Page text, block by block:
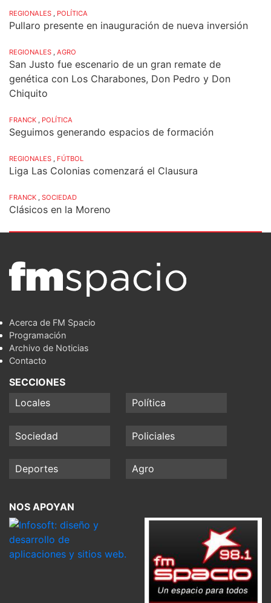
REGIONALES , POLÍTICA
Pullaro presente en inauguración de nueva inversión
REGIONALES , AGRO
San Justo fue escenario de un gran remate de
genética con Los Charabones, Don Pedro y Don
Chiquito
FRANCK , POLÍTICA
Seguimos generando espacios de formación
REGIONALES , FÚTBOL
Liga Las Colonias comenzará el Clausura
FRANCK , SOCIEDAD
Clásicos en la Moreno
Acerca de FM Spacio
Programación
Archivo de Noticias
Contacto
SECCIONES
Locales
Política
Sociedad Policiales
Deportes Agro
NOS APOYAN